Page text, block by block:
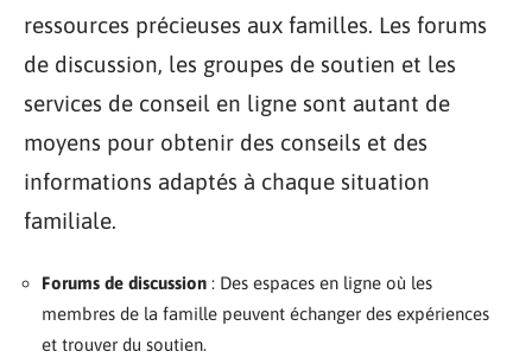
ressources précieuses aux familles. Les forums
de discussion, les groupes de soutien et les
services de conseil en ligne sont autant de
moyens pour obtenir des conseils et des
informations adaptés à chaque situation
familiale.
Forums de discussion : Des espaces en ligne où les
membres de la famille peuvent échanger des expériences
et trouver du soutien.